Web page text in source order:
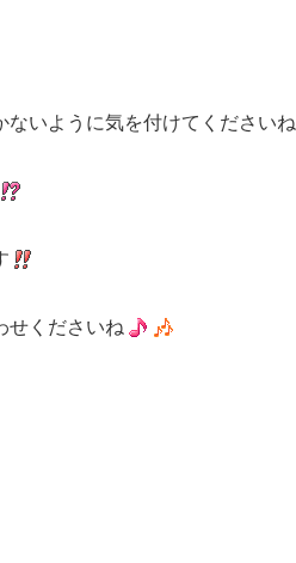
いように気を付けてくださいね
せくださいね